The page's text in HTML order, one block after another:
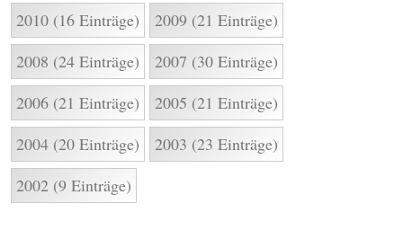
2010 (16 Einträge)
2009 (21 Einträge)
2008 (24 Einträge)
2007 (30 Einträge)
2006 (21 Einträge)
2005 (21 Einträge)
2004 (20 Einträge)
2003 (23 Einträge)
2002 (9 Einträge)